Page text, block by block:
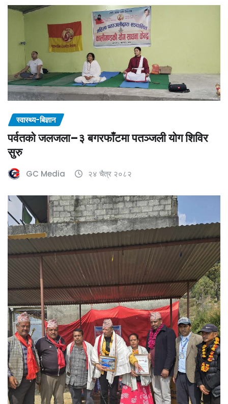
स्वास्थ्य-बिज्ञान
पर्वतको जलजला–३ बगरफाँटमा पतञ्जली योग शिविर
सुरु
GC Media २४ चैत्र २०८२